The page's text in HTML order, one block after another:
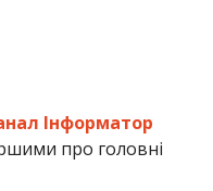
Інформатор
про головні